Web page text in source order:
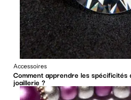
Accessoires
Comment apprendre les spécificités
joaillerie ?